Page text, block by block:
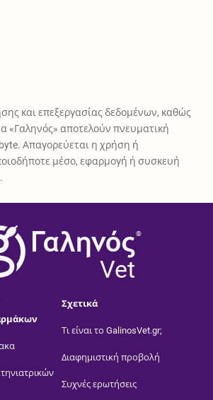
και επεξεργασίας δεδομένων, καθώς
«Γαληνός» αποτελούν πνευματική
Απαγορεύεται η χρήση ή
μέσο, εφαρμογή ή συσκευή
®
Vet
Σχετικά
Τι είναι το GalinosVet.gr;
Διαφημιστική προβολή
Συχνές ερωτήσεις